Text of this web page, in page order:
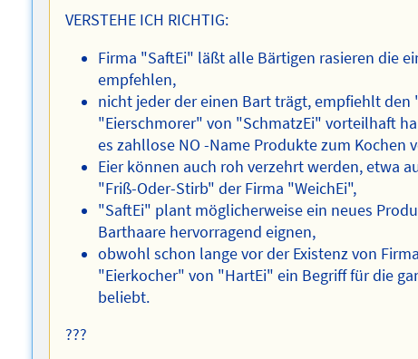
VERSTEHE ICH RICHTIG:
Firma "SaftEi" läßt alle Bärtigen rasieren die
empfehlen,
nicht jeder der einen Bart trägt, empfiehlt
"Eierschmorer" von "SchmatzEi" vorteilhaft
es zahllose NO -Name Produkte zum Kochen
Eier können auch roh verzehrt werden, etwa
"Friß-Oder-Stirb" der Firma "WeichEi",
"SaftEi" plant möglicherweise ein neues
Barthaare hervorragend eignen,
obwohl schon lange vor der Existenz von
"Eierkocher" von "HartEi" ein Begriff für die
beliebt.
???